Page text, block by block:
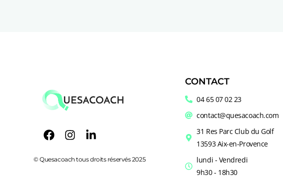
© Quesacoach tous droits réservés 2025
CONTACT
04 65 07 02 23
contact@quesacoach.com
31 Res Parc Club du Golf
13593 Aix-en-Provence
lundi - Vendredi
9h30 - 18h30